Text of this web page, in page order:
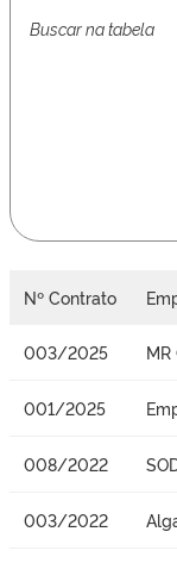
Nº Contrato
003/2025 MR
001/2025
008/2022
003/2022